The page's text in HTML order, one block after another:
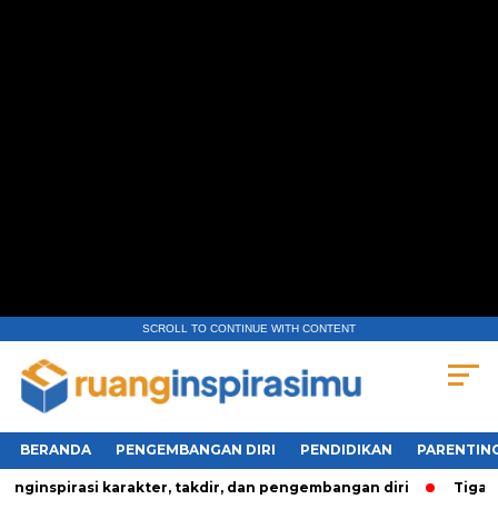
SCROLL TO CONTINUE WITH CONTENT
BERANDA PENGEMBANGAN DIRI PENDIDIKAN
karakter, takdir, dan pengembangan diri Tiga